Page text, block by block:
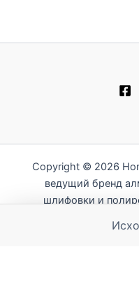
Copyright © 2026
ведущий бренд
шлифовки и